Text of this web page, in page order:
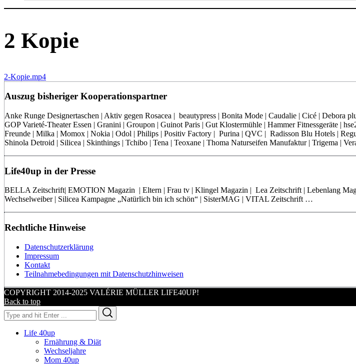
2 Kopie
2-Kopie.mp4
Auszug bisheriger Kooperationspartner
Anke Runge Designertaschen | Aktiv gegen Rosacea | beautypress | Bonita Mode | Caudalie | Cicé |
GOP Varieté-Theater Essen | Granini | Groupon | Guinot Paris | Gut Klostermühle | Hammer Fitnessgeräte |
Freunde | Milka | Momox | Nokia | Odol | Philips | Positiv Factory | Purina | QVC | Radisson Blu Hotels |
Shinola Detroid | Silicea | Skinthings | Tchibo | Tena | Teoxane | Thoma Naturseifen Manufaktur | Trigema |
Life40up in der Presse
BELLA Zeitschrift| EMOTION Magazin | Eltern | Frau tv | Klingel Magazin | Lea Zeitschrift | Lebenlang
Wechselweiber | Silicea Kampagne „Natürlich bin ich schön“ | SisterMAG | VITAL Zeitschrift …
Rechtliche Hinweise
Datenschutzerklärung
Impressum
Kontakt
Teilnahmebedingungen mit Datenschutzhinweisen
COPYRIGHT 2014-2025 VALÉRIE MÜLLER LIFE40UP!
Back to top
Search
for:
Life 40up
Ernährung & Diät
Wechseljahre
Mom 40up